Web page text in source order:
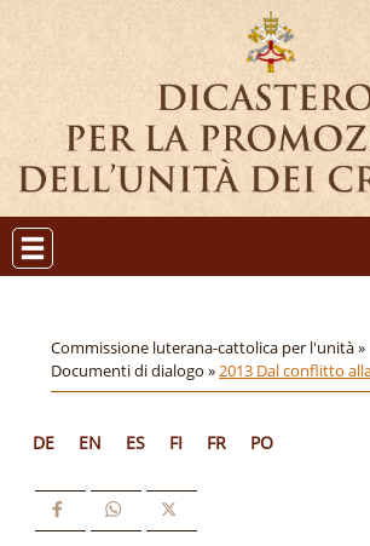
Commissione luterana-cattolica per l'unità »
Documenti di dialogo »2013 Dal conflitto
DE EN ES FI FR PO